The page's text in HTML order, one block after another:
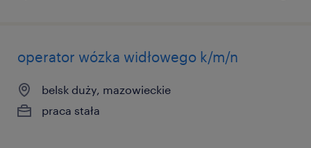
operator wózka widłowego k/m/n
belsk duży, mazowieckie
praca stała